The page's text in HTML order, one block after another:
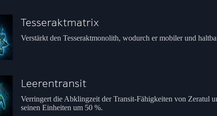
Tesseraktmatrix
Verstärkt den Tesseraktmonolith, wodurch er mobiler und
Leerentransit
Verringert die Abklingzeit der Transit-Fähigkeiten von Zeratul
seinen Einheiten um 50 %.